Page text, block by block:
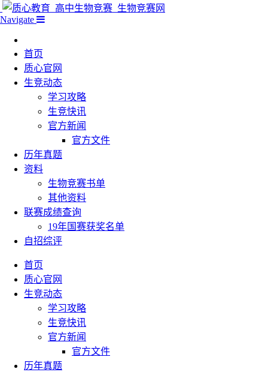
Navigate
首页
质心官网
生竞动态
学习攻略
生竞快讯
官方新闻
官方文件
历年真题
资料
生物竞赛书单
其他资料
联赛成绩查询
19年国赛获奖名单
自招综评
首页
质心官网
生竞动态
学习攻略
生竞快讯
官方新闻
官方文件
历年真题